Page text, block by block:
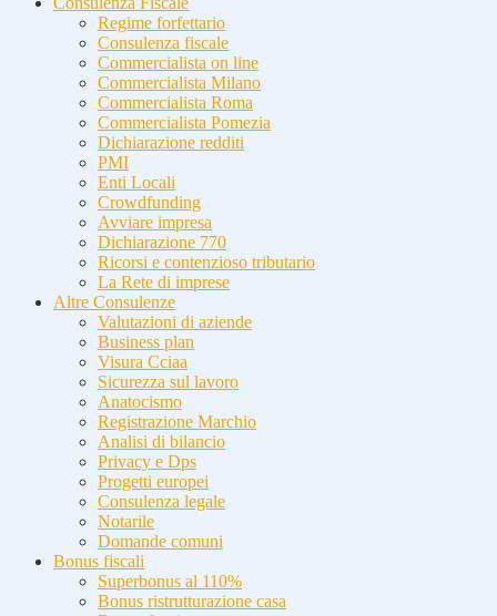
Regime forfettario
Consulenza fiscale
Commercialista on line
Commercialista Milano
Commercialista Roma
Commercialista Pomezia
Dichiarazione redditi
PMI
Enti Locali
Crowdfunding
Avviare impresa
Dichiarazione 770
Ricorsi e contenzioso tributario
La Rete di imprese
Altre Consulenze
Valutazioni di aziende
Business plan
Visura Cciaa
Sicurezza sul lavoro
Anatocismo
Registrazione Marchio
Analisi di bilancio
Privacy e Dps
Progetti europei
Consulenza legale
Notarile
Domande comuni
Bonus fiscali
Superbonus al 110%
Bonus ristrutturazione casa